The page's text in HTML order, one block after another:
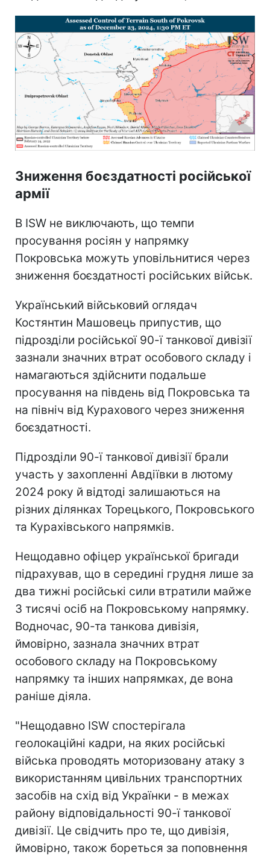
Зниження боєздатності російської
армії
В ISW не виключають, що темпи
просування росіян у напрямку
Покровська можуть уповільнитися через
зниження боєздатності російських військ.
Український військовий оглядач
Костянтин Машовець припустив, що
підрозділи російської 90-ї танкової дивізії
зазнали значних втрат особового складу і
намагаються здійснити подальше
просування на південь від Покровська та
на північ від Курахового через зниження
боєздатності.
Підрозділи 90-ї танкової дивізії брали
участь у захопленні Авдіївки в лютому
2024 року й відтоді залишаються на
різних ділянках Торецького, Покровського
та Курахівського напрямків.
Нещодавно офіцер української бригади
підрахував, що в середині грудня лише за
два тижні російські сили втратили майже
3 тисячі осіб на Покровському напрямку.
Водночас, 90-та танкова дивізія,
ймовірно, зазнала значних втрат
особового складу на Покровському
напрямку та інших напрямках, де вона
раніше діяла.
"Нещодавно ISW спостерігала
геолокаційні кадри, на яких російські
війська проводять моторизовану атаку з
використанням цивільних транспортних
засобів на схід від Українки - в межах
району відповідальності 90-ї танкової
дивізії. Це свідчить про те, що дивізія,
ймовірно, також бореться за поповнення